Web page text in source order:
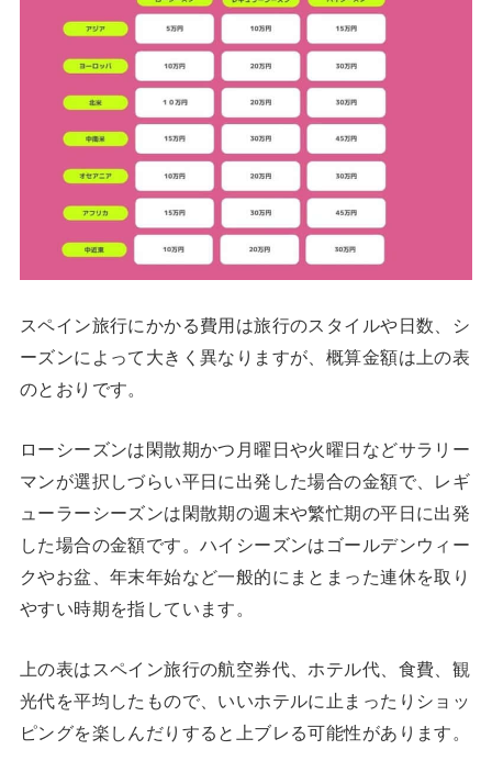
スペイン旅行にかかる費用は旅行のスタイルや日数、シ
ーズンによって大きく異なりますが、概算金額は上の表
のとおりです。
ローシーズンは閑散期かつ月曜日や火曜日などサラリー
マンが選択しづらい平日に出発した場合の金額で、レギ
ューラーシーズンは閑散期の週末や繁忙期の平日に出発
した場合の金額です。ハイシーズンはゴールデンウィー
クやお盆、年末年始など一般的にまとまった連休を取り
やすい時期を指しています。
上の表はスペイン旅行の航空券代、ホテル代、食費、観
光代を平均したもので、いいホテルに止まったりショッ
ピングを楽しんだりすると上ブレる可能性があります。